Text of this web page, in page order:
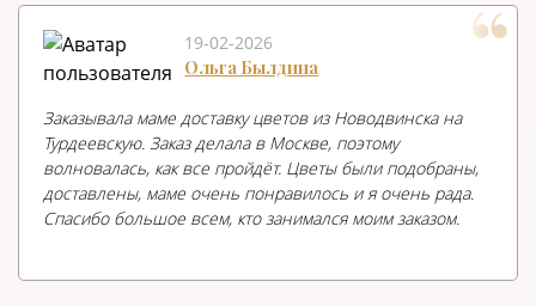
19-02-2026
Ольга Былдина
Заказывала маме доставку цветов из Новодвинска на
Турдеевскую. Заказ делала в Москве, поэтому
волновалась, как все пройдёт. Цветы были подобраны,
доставлены, маме очень понравилось и я очень рада.
Спасибо большое всем, кто занимался моим заказом.